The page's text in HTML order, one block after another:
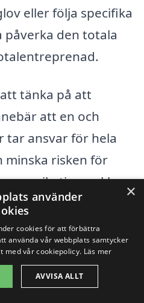
eller följa specifika
påverka den totala
tänka på att
att en och
tar ansvar för hela
minska risken för
enklare,
övergripande
att få en
är det alltid bra att
från entreprenörer i
en plattform
×
använder
cookies för att förbättra
använda vår webbplats samtycker
med vår cookiepolicy. Läs mer
AVVISA ALLT